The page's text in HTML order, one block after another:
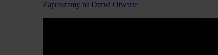
Zapraszamy na Drzwi Otwarte